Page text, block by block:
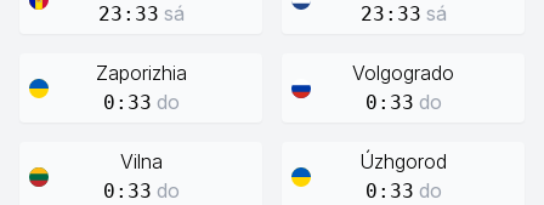
23:33 sá 23:33 sá
Zaporizhia
0:33 do
Volgogrado
0:33 do
Vilna
0:33 do
Úzhgorod
0:33 do